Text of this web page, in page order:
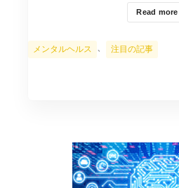
Read more
カ
テ
メンタルヘルス 注目の記事